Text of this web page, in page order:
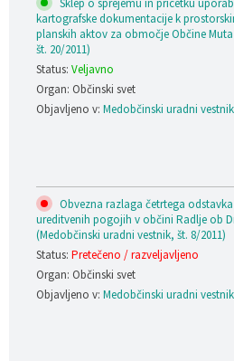
Sklep o sprejemu in pricetku
kartografske dokumentacije k
planskih aktov za območje Občine
št. 20/2011)
Status: Veljavno
Organ: Občinski svet
Objavljeno v: Medobčinski uradni
Obvezna razlaga četrtega
ureditvenih pogojih v občini Radlje ob
(Medobčinski uradni vestnik, št. 8/2011)
Status: Pretečeno / razveljavljeno
Organ: Občinski svet
Objavljeno v: Medobčinski uradni